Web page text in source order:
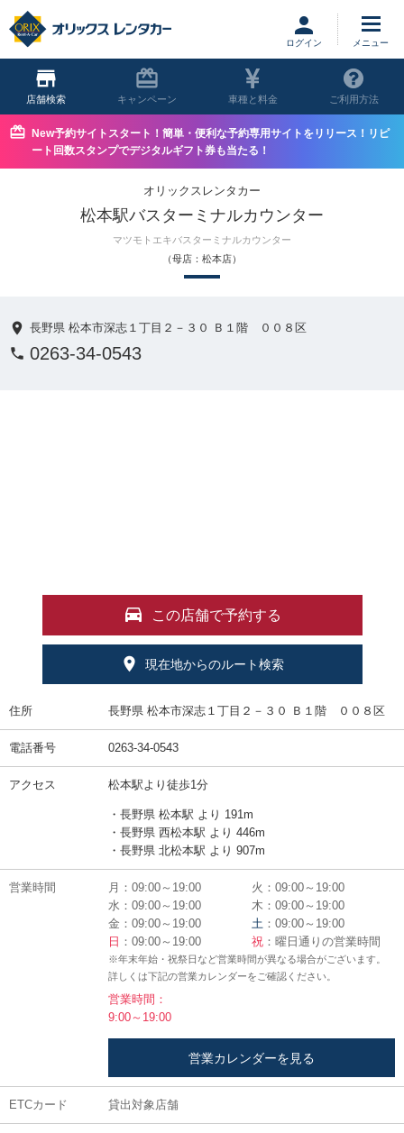
ログイン
店舗 キャンペーン 車種と料金 ご利用方法
New予約サイトスタート！簡単・便利な予約専用サイトをリリース！リピ
ート回数スタンプでデジタルギフト券も当たる！
オリックスレンタカー
松本駅バスターミナルカウンター
マツモトエキバスターミナルカウンター
（母店：松本店）
長野県 松本市深志１丁目２－３０ Ｂ１階 ００８区
0263-34-0543
この店舗で予約する
現在地からのルート検索
住所 長野県 松本市深志１丁目２－３０ Ｂ１階 ００８区
電話番号 0263-34-0543
アクセス 松本駅より徒歩1分
・長野県 松本駅 より 191m
・長野県 西松本駅 より 446m
・長野県 北松本駅 より 907m
営業時間 月：09:00～19:00
火：09:00～19:00
水：09:00～19:00
木：09:00～19:00
金：09:00～19:00
土 ：09:00～19:00
日 ：09:00～19:00 祝 ：曜日通りの営業時間
※年末年始・祝祭日など営業時間が異なる場合がございます。
詳しくは下記の営業カレンダーをご確認ください。
営業時間：
9:00～19:00
営業カレンダーを見る
ETCカード 貸出対象店舗